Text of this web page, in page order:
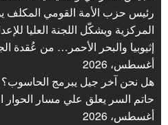
رئيس حزب الأمة القومي المكلف
المركزية ويشكّل اللجنة العليا
إثيوبيا والبحر الأحمر… من عُقدة
أغسطس، 2026
هل نحن آخر جيل يبرمج الحاسوب؟
حاتم السر يعلق علي مسار الحوار
أغسطس، 2026